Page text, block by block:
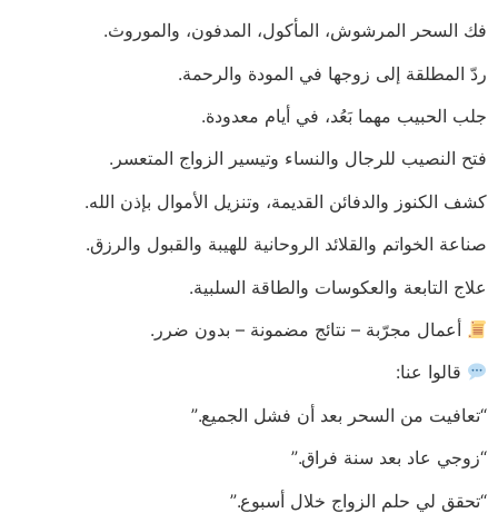
فك السحر المرشوش، المأكول، المدفون، والموروث.
ردّ المطلقة إلى زوجها في المودة والرحمة.
جلب الحبيب مهما بَعُد، في أيام معدودة.
فتح النصيب للرجال والنساء وتيسير الزواج المتعسر.
كشف الكنوز والدفائن القديمة، وتنزيل الأموال بإذن الله.
صناعة الخواتم والقلائد الروحانية للهيبة والقبول والرزق.
علاج التابعة والعكوسات والطاقة السلبية.
أعمال مجرّبة – نتائج مضمونة – بدون ضرر.
قالوا عنا:
“تعافيت من السحر بعد أن فشل الجميع.”
“زوجي عاد بعد سنة فراق.”
“تحقق لي حلم الزواج خلال أسبوع.”